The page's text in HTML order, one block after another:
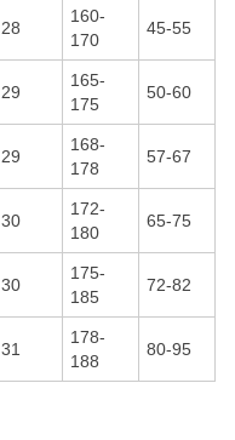
28
160-
170
45-55
29
165-
175
50-60
29
168-
178
57-67
30
172-
180
65-75
30
175-
185
72-82
31
178-
188
80-95